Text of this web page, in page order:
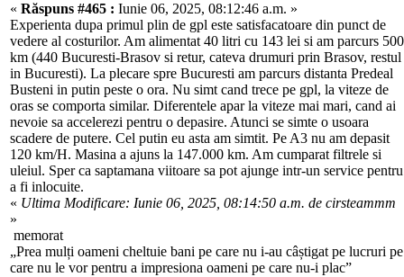
« Răspuns #465 : Iunie 06, 2025, 08:12:46 a.m. »
Experienta dupa primul plin de gpl este satisfacatoare din punct de
vedere al costurilor. Am alimentat 40 litri cu 143 lei si am parcurs 500
km (440 Bucuresti-Brasov si retur, cateva drumuri prin Brasov, restul
in Bucuresti). La plecare spre Bucuresti am parcurs distanta Predeal
Busteni in putin peste o ora. Nu simt cand trece pe gpl, la viteze de
oras se comporta similar. Diferentele apar la viteze mai mari, cand ai
nevoie sa accelerezi pentru o depasire. Atunci se simte o usoara
scadere de putere. Cel putin eu asta am simtit. Pe A3 nu am depasit
120 km/H. Masina a ajuns la 147.000 km. Am cumparat filtrele si
uleiul. Sper ca saptamana viitoare sa pot ajunge intr-un service pentru
a fi inlocuite.
« Ultima Modificare: Iunie 06, 2025, 08:14:50 a.m. de cirsteammm
»
memorat
„Prea mulți oameni cheltuie bani pe care nu i-au câștigat pe lucruri pe
care nu le vor pentru a impresiona oameni pe care nu-i plac”